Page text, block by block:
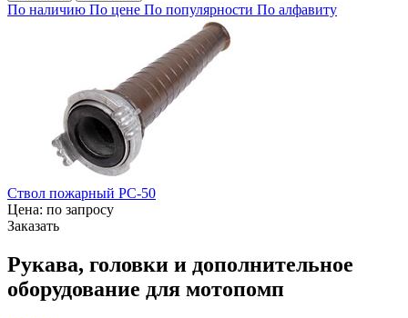
По наличию По цене По популярности По алфавиту
Ствол пожарный РС-50
Цена: по запросу
Заказать
Рукава, головки и дополнительное
оборудование для мотопомп